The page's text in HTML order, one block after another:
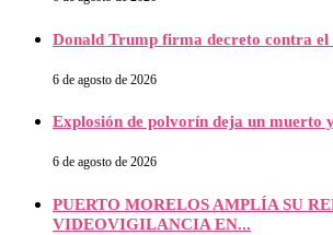
Donald Trump firma decreto contra el
6 de agosto de 2026
Explosión de polvorín deja un muerto
6 de agosto de 2026
PUERTO MORELOS AMPLÍA SU
VIDEOVIGILANCIA EN...